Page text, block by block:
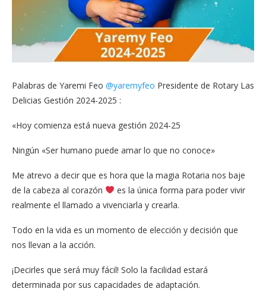
Palabras de Yaremi Feo @yaremyfeo Presidente de Rotary Las
Delicias Gestión 2024-2025 :
«Hoy comienza está nueva gestión 2024-25
Ningún «Ser humano puede amar lo que no conoce»
Me atrevo a decir que es hora que la magia Rotaria nos baje
de la cabeza al corazón
es la única forma para poder vivir
realmente el llamado a vivenciarla y crearla.
Todo en la vida es un momento de elección y decisión que
nos llevan a la acción.
¡Decirles que será muy fácil! Solo la facilidad estará
determinada por sus capacidades de adaptación.